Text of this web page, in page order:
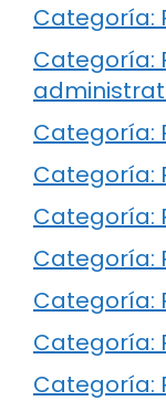
Categoría:
Categoría:
Categoría:
Categoría:
Categoría:
Categoría:
Categoría:
Categoría:
Categoría: